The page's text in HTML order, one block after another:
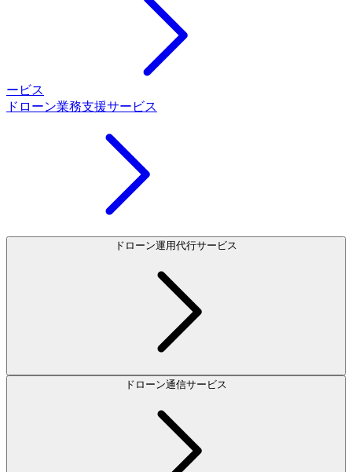
ービス
ドローン業務支援サービス
ドローン運用代行サービス
ドローン通信サービス